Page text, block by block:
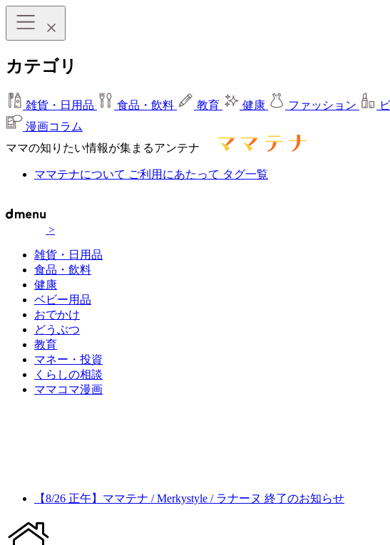
カテゴリ
雑貨・日用品 食品・飲料 教育 健康 ファッション
漫画コラム
ママの知りたい情報が集まるアンテナ
ママテナについて ご利用にあたって タグ一覧
>
雑貨・日用品
食品・飲料
健康
ベビー用品
おでかけ
どうぶつ
教育
マネー・投資
くらしの相談
ママコマ漫画
【8/26 正午】ママテナ / Merkystyle / ラナーヌ 終了のお知らせ